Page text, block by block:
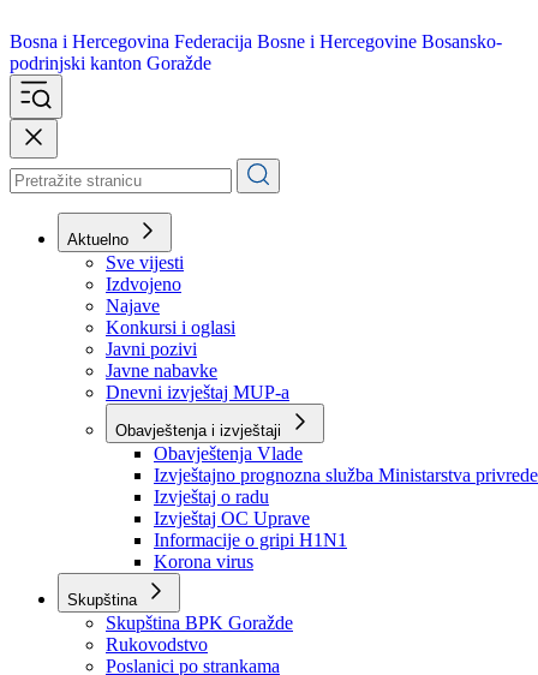
Bosna i Hercegovina
podrinjski kanton Goražde
Aktuelno
Sve vijesti
Izdvojeno
Najave
Konkursi i oglasi
Javni pozivi
Javne nabavke
Dnevni izvještaj MUP-a
Obavještenja i izvještaji
Obavještenja Vlade
Izvještajno prognozna služba Ministarstva privrede
Izvještaj o radu
Izvještaj OC Uprave
Informacije o gripi H1N1
Korona virus
Skupština